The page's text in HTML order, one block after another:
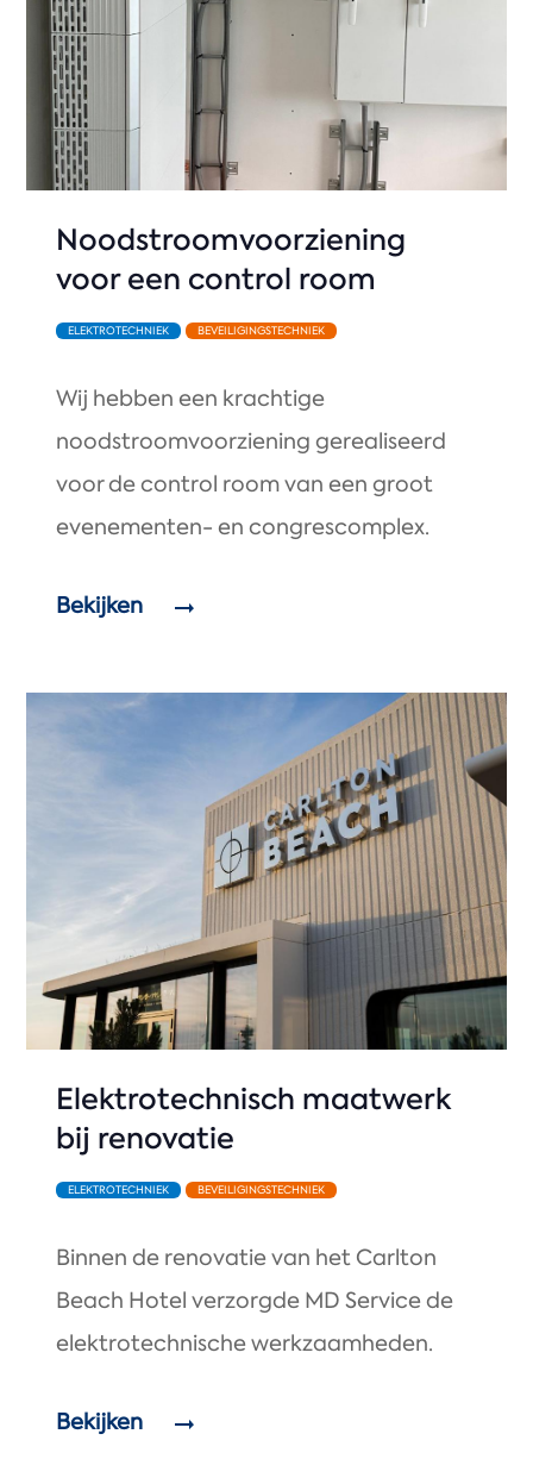
Noodstroomvoorziening
voor een control room
ELEKTROTECHNIEK BEVEILIGINGSTECHNIEK
Wij hebben een krachtige
noodstroomvoorziening gerealiseerd
voor de control room van een groot
evenementen- en congrescomplex.
Bekijken
Elektrotechnisch maatwerk
bij renovatie
ELEKTROTECHNIEK BEVEILIGINGSTECHNIEK
Binnen de renovatie van het Carlton
Beach Hotel verzorgde MD Service de
elektrotechnische werkzaamheden.
Bekijken